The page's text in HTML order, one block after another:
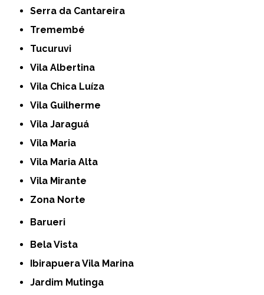
Serra da Cantareira
Tremembé
Tucuruvi
Vila Albertina
Vila Chica Luíza
Vila Guilherme
Vila Jaraguá
Vila Maria
Vila Maria Alta
Vila Mirante
Zona Norte
Barueri
Bela Vista
Ibirapuera Vila Marina
Jardim Mutinga